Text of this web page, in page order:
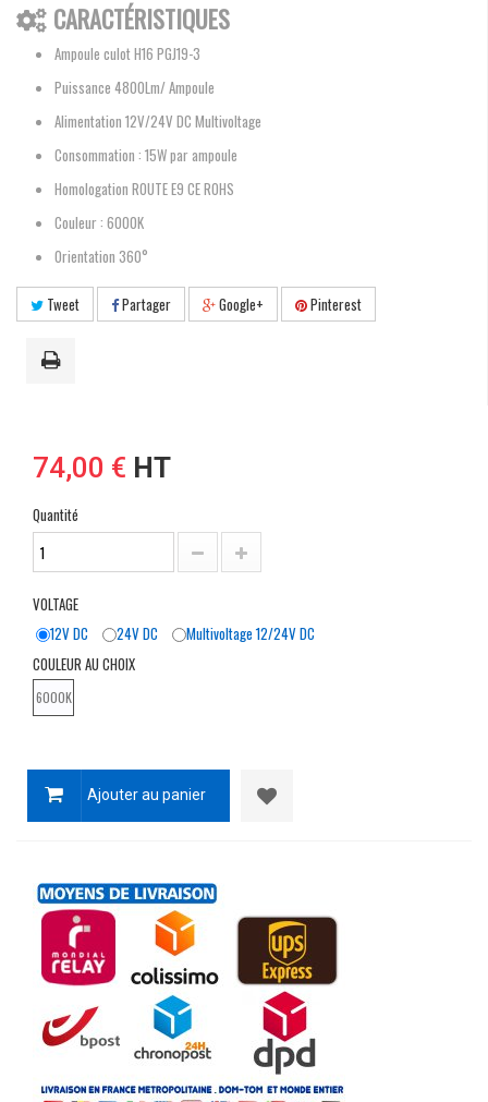
CARACTÉRISTIQUES
Ampoule culot H16 PGJ19-3
Puissance 4800Lm/ Ampoule
Alimentation 12V/24V DC Multivoltage
Consommation : 15W par ampoule
Homologation ROUTE E9 CE ROHS
Couleur : 6000K
Orientation 360°
Tweet Partager Google+ Pinterest
74,00 € HT
Quantité
VOLTAGE
12V DC
24V DC
Multivoltage 12/24V DC
COULEUR AU CHOIX
6000K
Ajouter au panier